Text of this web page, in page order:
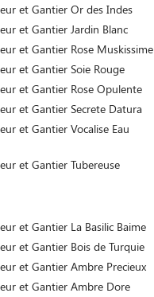
et Gantier Or des Indes
et Gantier Jardin Blanc
et Gantier Rose Muskissime
et Gantier Soie Rouge
et Gantier Rose Opulente
et Gantier Secrete Datura
et Gantier Vocalise Eau
et Gantier Tubereuse
et Gantier La Basilic Baime
et Gantier Bois de Turquie
et Gantier Ambre Precieux
et Gantier Ambre Dore